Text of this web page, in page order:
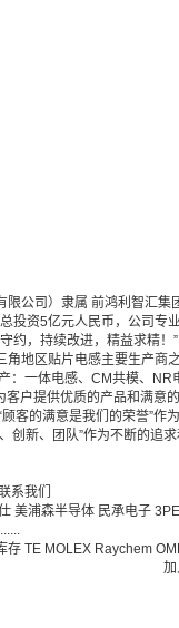
公司）隶属 前鸿利智汇
投资5亿元人民币，公司专
约，持续改进，精益求精
地区贴片电感主要生产商
：一体电感、CM共模、
户提供优质的产品和满意
客的满意是我们的荣誉”
创新、团队”作为不断的追
系我们
美浦森半导体 民承电子
存 TE MOLEX Raychem